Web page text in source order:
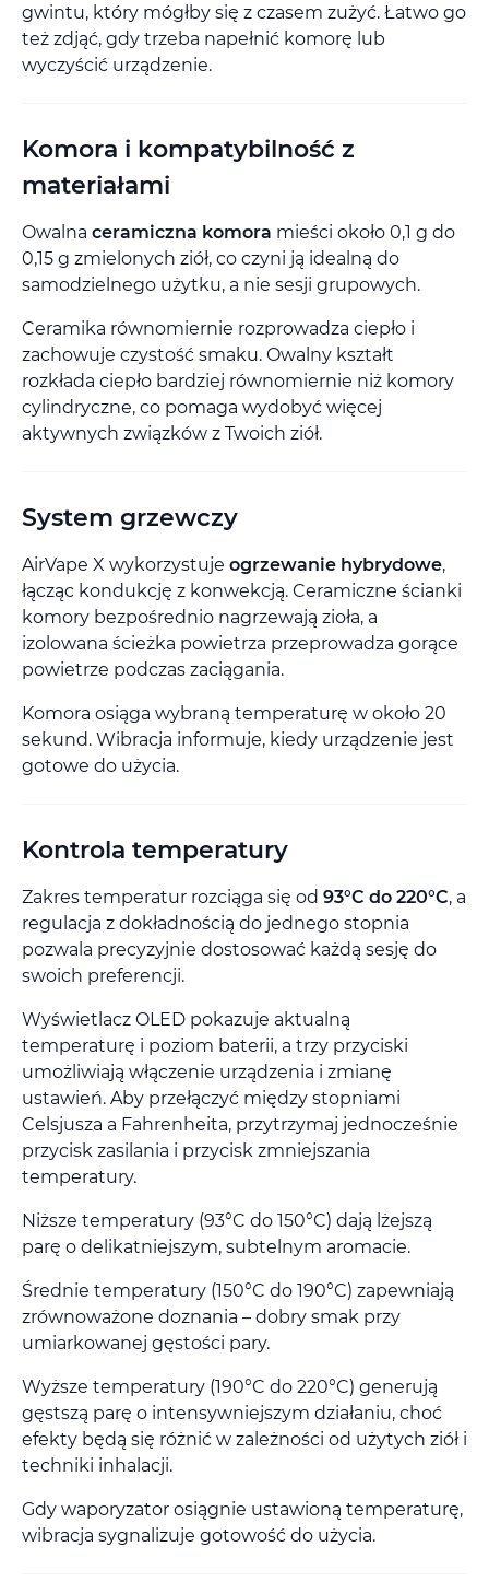
gwintu, który mógłby się z czasem zużyć. Łatwo go
też zdjąć, gdy trzeba napełnić komorę lub
wyczyścić urządzenie.
Komora i kompatybilność z
materiałami
Owalna ceramiczna komora mieści około 0,1 g do
0,15 g zmielonych ziół, co czyni ją idealną do
samodzielnego użytku, a nie sesji grupowych.
Ceramika równomiernie rozprowadza ciepło i
zachowuje czystość smaku. Owalny kształt
rozkłada ciepło bardziej równomiernie niż komory
cylindryczne, co pomaga wydobyć więcej
aktywnych związków z Twoich ziół.
System grzewczy
AirVape X wykorzystuje ogrzewanie hybrydowe,
łącząc kondukcję z konwekcją. Ceramiczne ścianki
komory bezpośrednio nagrzewają zioła, a
izolowana ścieżka powietrza przeprowadza gorące
powietrze podczas zaciągania.
Komora osiąga wybraną temperaturę w około 20
sekund. Wibracja informuje, kiedy urządzenie jest
gotowe do użycia.
Kontrola temperatury
Zakres temperatur rozciąga się od 93°C do 220°C, a
regulacja z dokładnością do jednego stopnia
pozwala precyzyjnie dostosować każdą sesję do
swoich preferencji.
Wyświetlacz OLED pokazuje aktualną
temperaturę i poziom baterii, a trzy przyciski
umożliwiają włączenie urządzenia i zmianę
ustawień. Aby przełączyć między stopniami
Celsjusza a Fahrenheita, przytrzymaj jednocześnie
przycisk zasilania i przycisk zmniejszania
temperatury.
Niższe temperatury (93°C do 150°C) dają lżejszą
parę o delikatniejszym, subtelnym aromacie.
Średnie temperatury (150°C do 190°C) zapewniają
zrównoważone doznania – dobry smak przy
umiarkowanej gęstości pary.
Wyższe temperatury (190°C do 220°C) generują
gęstszą parę o intensywniejszym działaniu, choć
efekty będą się różnić w zależności od użytych ziół i
techniki inhalacji.
Gdy waporyzator osiągnie ustawioną temperaturę,
wibracja sygnalizuje gotowość do użycia.